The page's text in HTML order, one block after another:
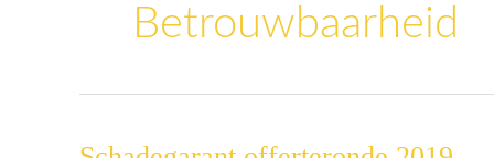
Betrouwbaarheid
Schadegarant